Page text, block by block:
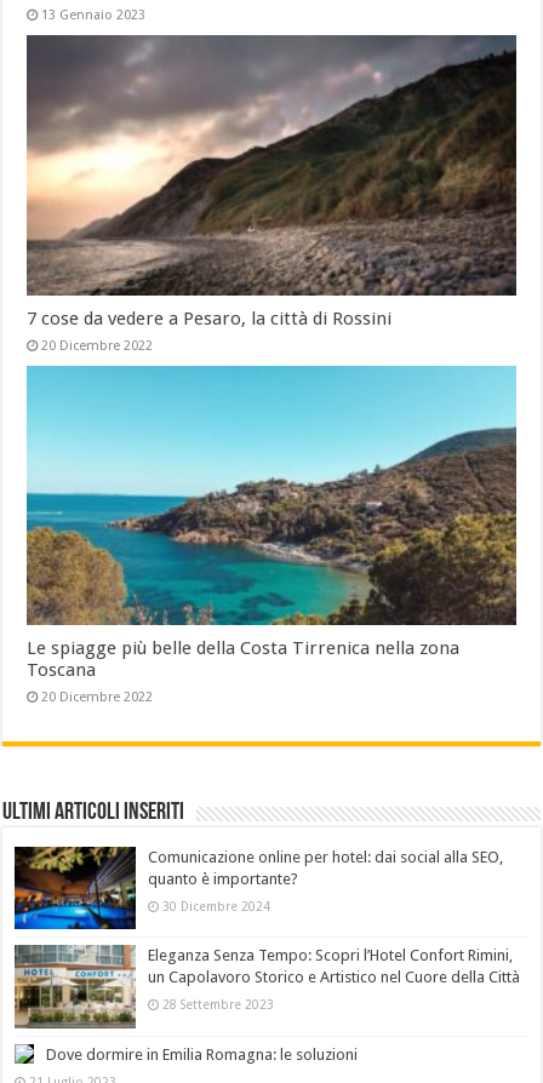
13 Gennaio 2023
7 cose da vedere a Pesaro, la città di Rossini
20 Dicembre 2022
Le spiagge più belle della Costa Tirrenica nella zona
Toscana
20 Dicembre 2022
Ultimi Articoli Inseriti
Comunicazione online per hotel: dai social alla SEO,
quanto è importante?
30 Dicembre 2024
Eleganza Senza Tempo: Scopri l’Hotel Confort Rimini,
un Capolavoro Storico e Artistico nel Cuore della Città
28 Settembre 2023
Dove dormire in Emilia Romagna: le soluzioni